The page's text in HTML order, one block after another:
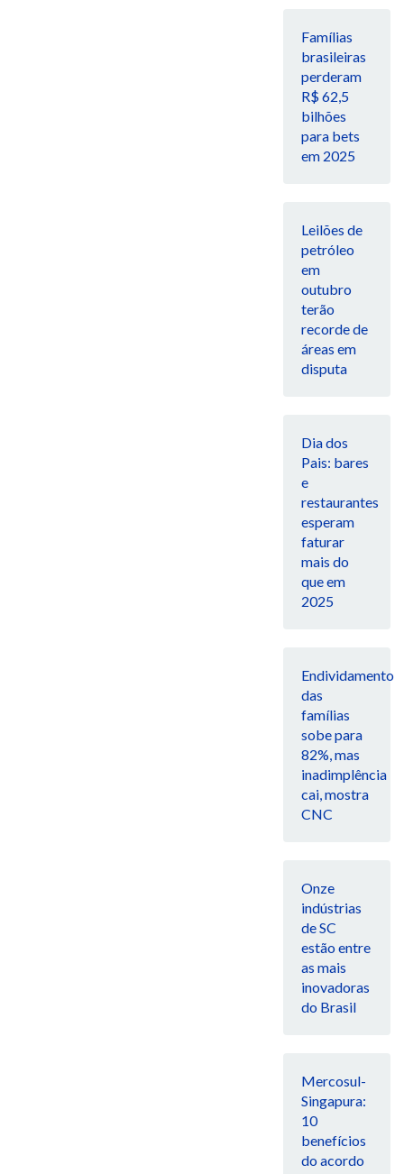
Famílias
brasileiras
perderam
R$ 62,5
bilhões
para bets
em 2025
Leilões de
petróleo
em
outubro
terão
recorde de
áreas em
disputa
Dia dos
Pais: bares
e
restaurantes
esperam
faturar
mais do
que em
2025
Endividamento
das
famílias
sobe para
82%, mas
inadimplência
cai, mostra
CNC
Onze
indústrias
de SC
estão entre
as mais
inovadoras
do Brasil
Mercosul-
Singapura:
10
benefícios
do acordo